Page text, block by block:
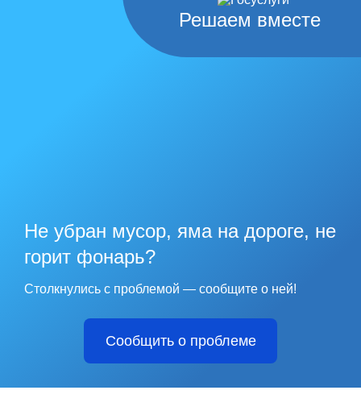
Решаем вместе
Не убран мусор, яма на дороге, не
горит фонарь?
Столкнулись с проблемой — сообщите о ней!
Сообщить о проблеме